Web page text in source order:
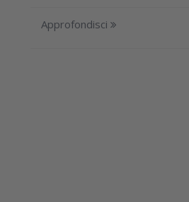
Approfondisci